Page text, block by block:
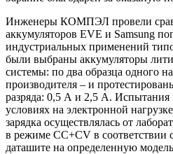
Инженеры КОМПЭЛ провели
аккумуляторов EVE и Samsung
индустриальных применений
были выбраны аккумуляторы
системы: по два образца одного
производителя – и
разряда: 0,5 А и 2,5 А.
условиях на электронной
зарядка осуществлялась от
в режиме CC+CV в соответствии
даташите на определенную